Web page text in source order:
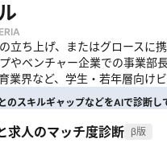
立ち上げ、またはグロースに
やベンチャー企業での事業
業界など、学生・若年層向け
のスキルギャップなどをAIで診断し
求人のマッチ度診断 β版